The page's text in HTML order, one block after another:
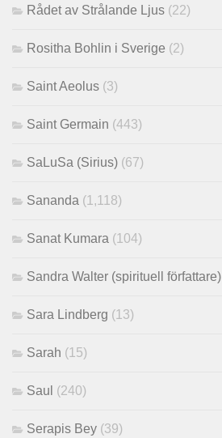
Rådet av Strålande Ljus (22)
Rositha Bohlin i Sverige (2)
Saint Aeolus (3)
Saint Germain (443)
SaLuSa (Sirius) (67)
Sananda (1,118)
Sanat Kumara (104)
Sandra Walter (spirituell författare)
Sara Lindberg (13)
Sarah (15)
Saul (240)
Serapis Bey (39)